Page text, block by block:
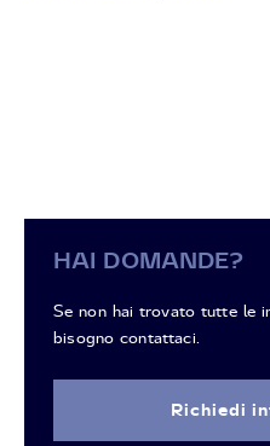
HAI DOMANDE?
Se non hai trovato tutte le
bisogno contattaci.
Richiedi